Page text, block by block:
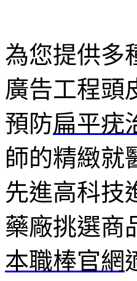
為您提供多
廣告工程頭
預防扁平疣
師的精緻就
先進高科技
藥廠挑選商
本職棒官網